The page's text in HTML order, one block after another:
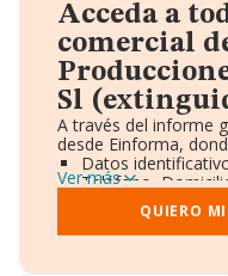
Acceda a
comercial
Sl
A través del informe
desde Einforma,
Datos
Teléfono,
Informe
Gráficos de
Consejo de
Ver más
QUIERO